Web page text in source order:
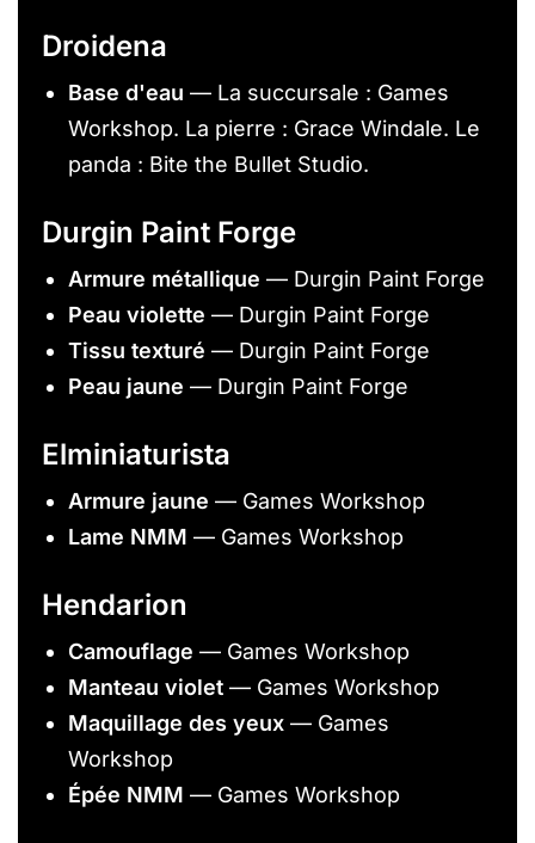
Droidena
Base d'eau — La succursale : Games
Workshop. La pierre : Grace Windale. Le
panda : Bite the Bullet Studio.
Durgin Paint Forge
Armure métallique — Durgin Paint Forge
Peau violette — Durgin Paint Forge
Tissu texturé — Durgin Paint Forge
Peau jaune — Durgin Paint Forge
Elminiaturista
Armure jaune — Games Workshop
Lame NMM — Games Workshop
Hendarion
Camouflage — Games Workshop
Manteau violet— Games Workshop
Maquillage des yeux— Games
Workshop
Épée NMM — Games Workshop